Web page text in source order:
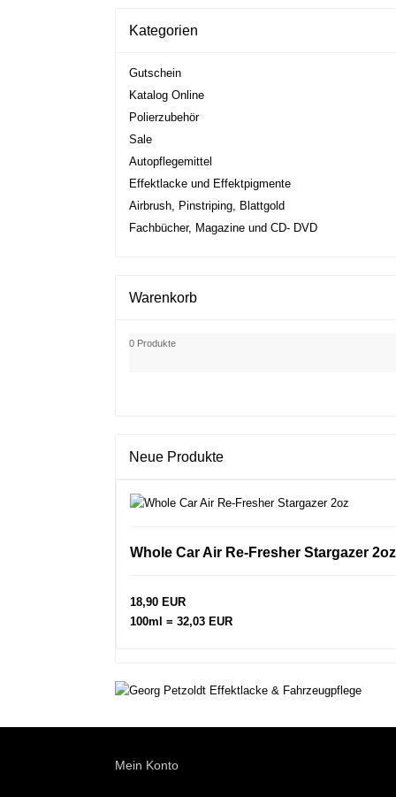
Kategorien
Gutschein
Katalog Online
Polierzubehör
Sale
Autopflegemittel
Effektlacke und Effektpigmente
Airbrush, Pinstriping, Blattgold
Fachbücher, Magazine und CD- DVD
Warenkorb
0 Produkte
Neue Produkte
Whole Car Air Re-Fresher Stargazer 2oz
18,90 EUR
100ml = 32,03 EUR
Mein Konto